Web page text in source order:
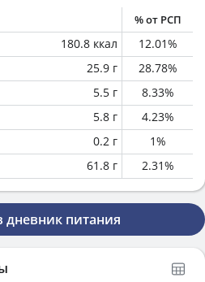
% от РСП
180.8 ккал 12.01%
25.9 г 28.78%
5.5 г 8.33%
5.8 г 4.23%
0.2 г 1%
61.8 г 2.31%
дневник питания